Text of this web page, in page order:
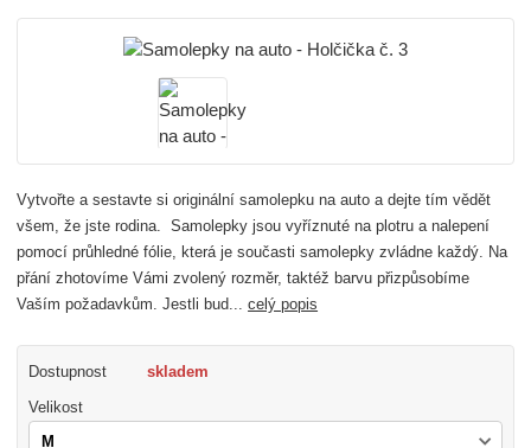
Vytvořte a sestavte si originální samolepku na auto a dejte tím vědět
všem, že jste rodina. Samolepky jsou vyříznuté na plotru a nalepení
pomocí průhledné fólie, která je současti samolepky zvládne každý. Na
přání zhotovíme Vámi zvolený rozměr, taktéž barvu přizpůsobíme
Vaším požadavkům. Jestli bud...celý popis
Dostupnost skladem
Velikost